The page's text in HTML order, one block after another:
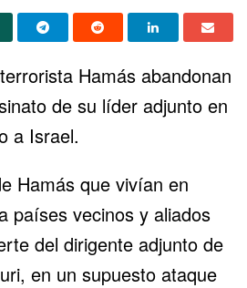
Hamás abandonan
de su líder adjunto en
a Israel.
Hamás que vivían en
países vecinos y aliados
del dirigente adjunto de
, en un supuesto ataque